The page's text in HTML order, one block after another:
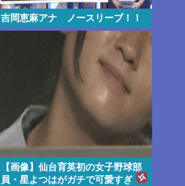
吉岡恵麻アナ ノースリーブ！！
【画像】仙台育英初の女子野球部
員・星よつはがガチで可愛すぎ